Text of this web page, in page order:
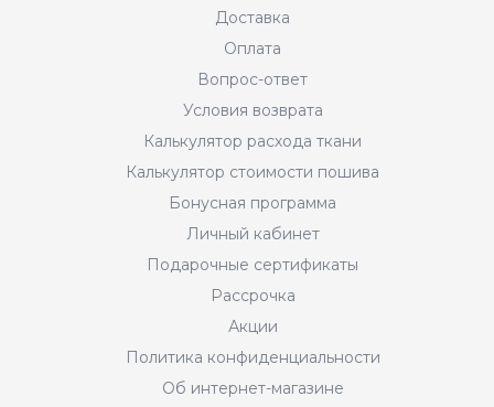
Доставка
Оплата
Вопрос-ответ
Условия возврата
Калькулятор расхода ткани
Калькулятор стоимости пошива
Бонусная программа
Личный кабинет
Подарочные сертификаты
Рассрочка
Акции
Политика конфиденциальности
Об интернет-магазине